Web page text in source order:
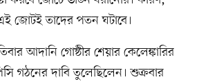
জোটই তাদের পতন ঘটাবে।
আদানি গোষ্ঠীর শেয়ার কেলেঙ্কারির
গঠনের দাবি তুলেছিলেন। শুক্রবার